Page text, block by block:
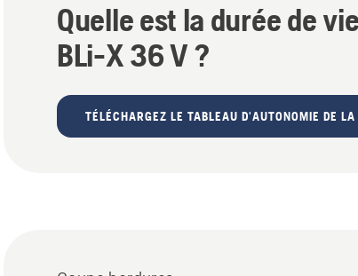
Quelle est la durée de
BLi-X 36 V ?
TÉLÉCHARGEZ LE TABLEAU D'AUTONOMIE DE